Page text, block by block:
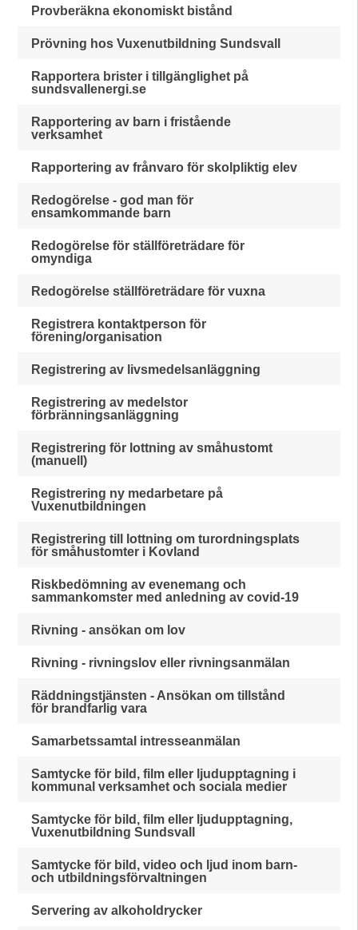
Provberäkna ekonomiskt bistånd
Prövning hos Vuxenutbildning Sundsvall
Rapportera brister i tillgänglighet på
sundsvallenergi.se
Rapportering av barn i fristående
verksamhet
Rapportering av frånvaro för skolpliktig elev
Redogörelse - god man för
ensamkommande barn
Redogörelse för ställföreträdare för
omyndiga
Redogörelse ställföreträdare för vuxna
Registrera kontaktperson för
förening/organisation
Registrering av livsmedelsanläggning
Registrering av medelstor
förbränningsanläggning
Registrering för lottning av småhustomt
(manuell)
Registrering ny medarbetare på
Vuxenutbildningen
Registrering till lottning om turordningsplats
för småhustomter i Kovland
Riskbedömning av evenemang och
sammankomster med anledning av covid-19
Rivning - ansökan om lov
Rivning - rivningslov eller rivningsanmälan
Räddningstjänsten - Ansökan om tillstånd
för brandfarlig vara
Samarbetssamtal intresseanmälan
Samtycke för bild, film eller ljudupptagning i
kommunal verksamhet och sociala medier
Samtycke för bild, film eller ljudupptagning,
Vuxenutbildning Sundsvall
Samtycke för bild, video och ljud inom barn-
och utbildningsförvaltningen
Servering av alkoholdrycker